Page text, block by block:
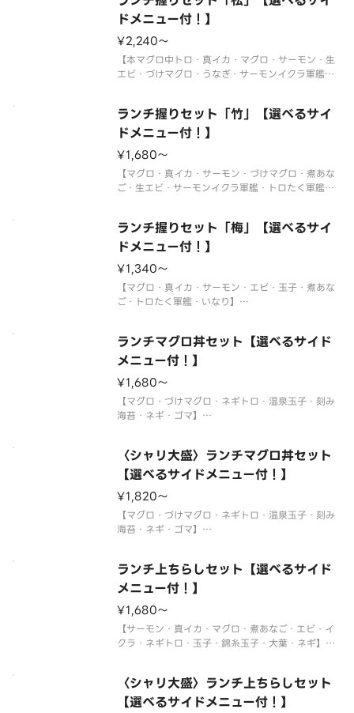
ドメニュー付！】
¥2,240〜
【本マグロ中トロ・真イカ・マグロ・サーモン・生
エビ・づけマグロ・うなぎ・サーモンイクラ軍艦・
※年末年始・お盆期間中はランチの販売をお休みさ
せていただく場合がございます。
サイドメ
ランチ握りセット「竹」【選べるサイ
ドメニュー付！】
¥1,680〜
【マグロ・真イカ・サーモン・づけマグロ・煮あな
ご・生エビ・サーモンイクラ軍艦・トロたく軍艦】
※使い捨て容器でお届けします。
※〈カップ
ランチ握りセット「梅」【選べるサイ
ドメニュー付！】
¥1,340〜
【マグロ・真イカ・サーモン・エビ・玉子・煮あな
ご・トロたく軍艦・いなり】
※使い捨て容器でお届けします。
※〈カップ赤だし（あさり）〉は
ランチマグロ丼セット【選べるサイド
メニュー付！】
¥1,680〜
【マグロ・づけマグロ・ネギトロ・温泉玉子・刻み
海苔・ネギ・ゴマ】
※年末年始・お盆期間中はランチの販売をお休みさ
せていただく場合がございます。
サイドメニューは下記よりお選びください。
〈シャリ大盛〉ランチマグロ丼セット
【選べるサイドメニュー付！】
¥1,820〜
【マグロ・づけマグロ・ネギトロ・温泉玉子・刻み
海苔・ネギ・ゴマ】
※年末年始・お盆期間中はランチの販売をお休みさ
せていただく場合がございます。
サイドメニューは下記よりお選びください。
ランチ上ちらしセット【選べるサイド
メニュー付！】
¥1,680〜
【サーモン・真イカ・マグロ・煮あなご・エビ・イ
クラ・ネギトロ・玉子・錦糸玉子・大葉・ネギ】
※年末年始・お盆期間中はランチの販売をお休みさ
せていただく場合がございます。
〈シャリ大盛〉ランチ上ちらしセット
【選べるサイドメニュー付！】